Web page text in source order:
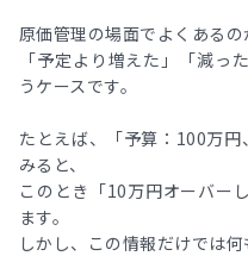
原価管理の場面でよくあるの
「予定より増えた」「減っ
うケースです。
たとえば、「予算：100万
みると、
このとき「10万円オーバー
ます。
しかし、この情報だけでは何